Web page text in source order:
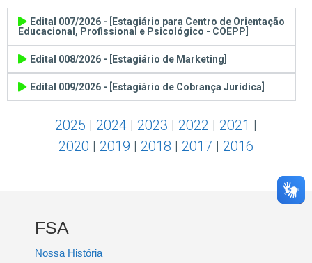
Edital 007/2026 - [Estagiário para Centro de Orientação
Educacional, Profissional e Psicológico - COEPP]
Edital 008/2026 - [Estagiário de Marketing]
Edital 009/2026 - [Estagiário de Cobrança Jurídica]
2025 | 2024 | 2023 | 2022 | 2021 |
2020 | 2019 | 2018 | 2017 | 2016
FSA
Nossa História